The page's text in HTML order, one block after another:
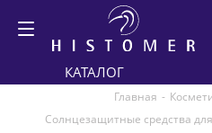
КАТАЛОГ
Главная -
Солнцезащитные средства